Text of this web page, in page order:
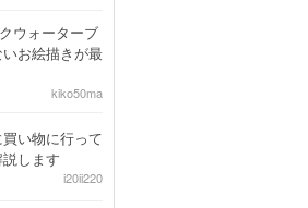
ウォーターブ
お絵描きが最
kiko50ma
い物に行って
します
i20ii220